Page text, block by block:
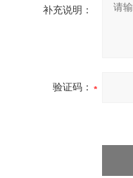
补充说明：
验证码：